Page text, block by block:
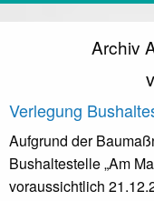
Archiv
Verlegung
Aufgrund der
Bushaltestelle „Am
voraussichtlich